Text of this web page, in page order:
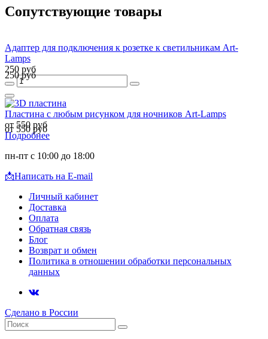
Сопутствующие товары
Адаптер для подключения к розетке к светильникам Art-
Lamps
250 руб
250 руб
Пластина с любым рисунком для ночников Art-Lamps
от 550 руб
от 550 руб
Подробнее
пн-пт с 10:00 до 18:00
📩Написать на E-mail
Личный кабинет
Доставка
Оплата
Обратная связь
Блог
Возврат и обмен
Политика в отношении обработки персональных
данных
Сделано в России